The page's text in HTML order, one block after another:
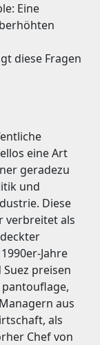
Eine
diese Fragen
eine Art
geradezu
und
Diese
verbreitet als
Jahre
preisen
aus
als
Chef von